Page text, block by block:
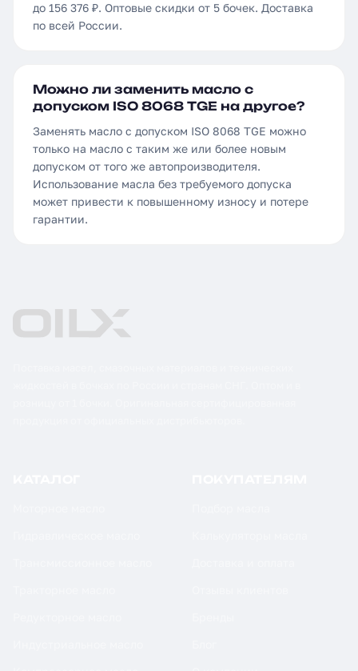
до 156 376 ₽. Оптовые скидки от 5 бочек. Доставка
по всей России.
Можно ли заменить масло с
допуском ISO 8068 TGE на другое?
Заменять масло с допуском ISO 8068 TGE можно
только на масло с таким же или более новым
допуском от того же автопроизводителя.
Использование масла без требуемого допуска
может привести к повышенному износу и потере
гарантии.